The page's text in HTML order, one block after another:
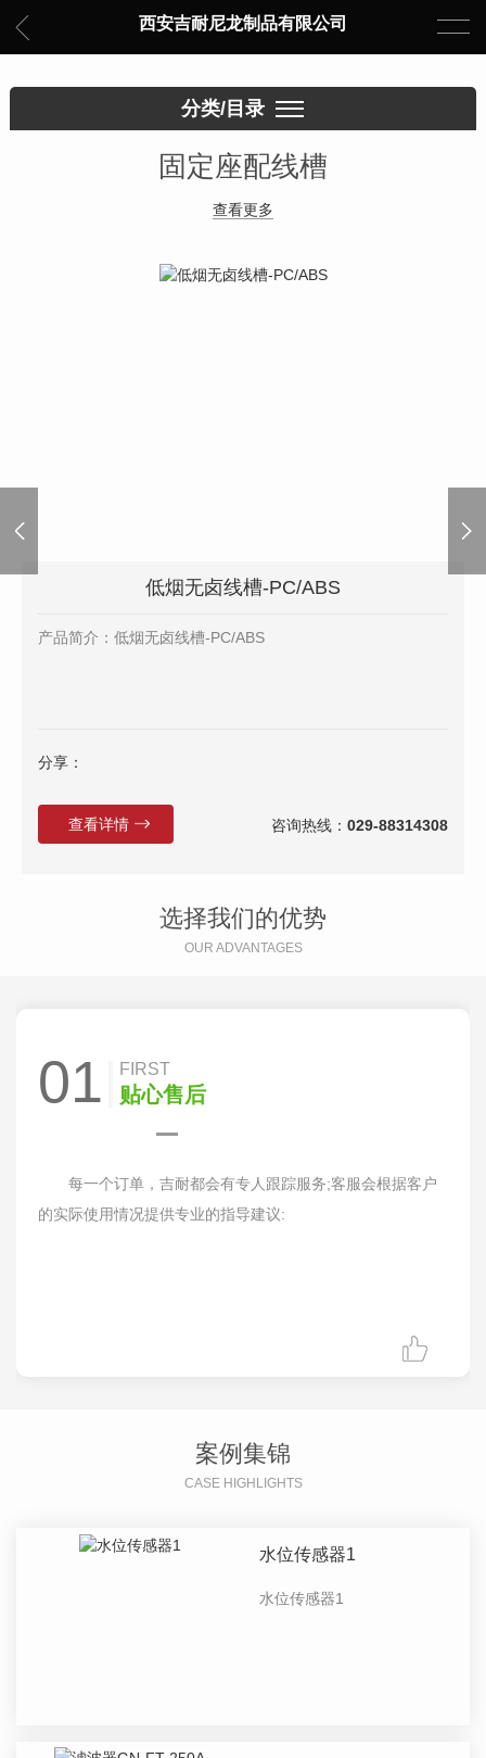
西安吉耐尼龙制品有限公司
分类/目录
固定座配线槽
查看更多
低烟无卤线槽-PC/ABS
产品简介：低烟无卤线槽-PC/ABS
分享：
查看详情 咨询热线： 029-88314308
选择我们的优势
OUR ADVANTAGES
01 FIRST
贴心售后
每一个订单，吉耐都会有专人跟踪服务;客服会根据客户
的实际使用情况提供专业的指导建议:
案例集锦
CASE HIGHLIGHTS
水位传感器1
水位传感器1